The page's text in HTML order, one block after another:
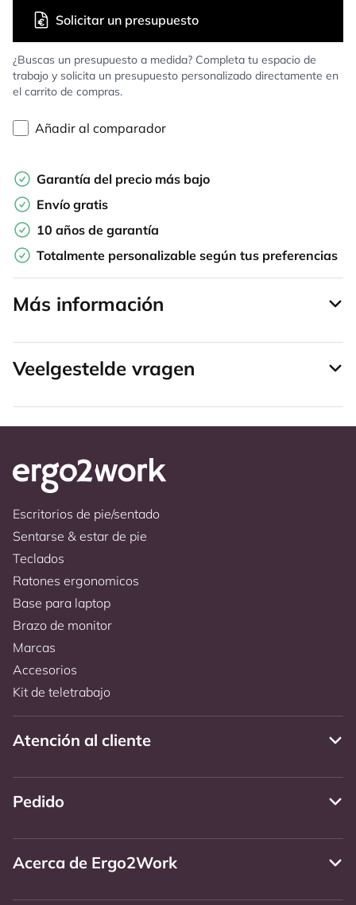
¿Buscas un presupuesto a medida? Completa tu espacio de
trabajo y solicita un presupuesto personalizado directamente en
el carrito de compras.
Solicitar un presupuesto
Añadir al comparador
Garantía del precio más bajo
Envío gratis
10 años de garantía
Totalmente personalizable según tus preferencias
Más información
Veelgestelde vragen
Escritorios de pie/sentado
Sentarse & estar de pie
Teclados
Ratones ergonomicos
Base para laptop
Brazo de monitor
Marcas
Accesorios
Kit de teletrabajo
Atención al cliente
Pedido
Acerca de Ergo2Work